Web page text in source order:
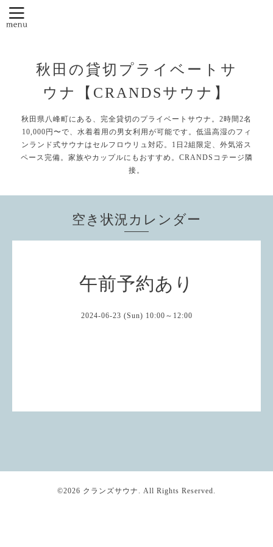
秋田の貸切プライベートサ
ウナ【CRANDSサウナ】
秋田県八峰町にある、完全貸切のプライベートサウナ。2時間2名
10,000円〜で、水着着用の男女利用が可能です。低温高湿のフィ
ンランド式サウナはセルフロウリュ対応。1日2組限定、外気浴ス
ペース完備。家族やカップルにもおすすめ。CRANDSコテージ隣
接。
空き状況カレンダー
午前予約あり
2024-06-23 (Sun) 10:00～12:00
©2026 クランズサウナ . All Rights Reserved.